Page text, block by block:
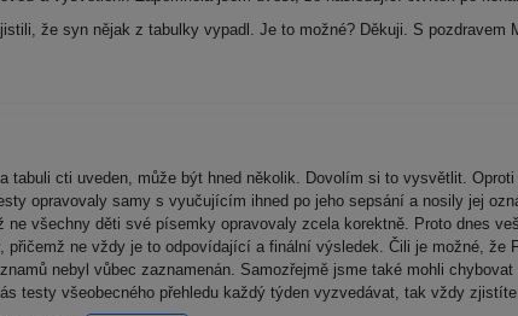
že syn nějak z tabulky vypadl. Je to možné? Děkuji. S pozdravem
tabuli cti uveden, může být hned několik. Dovolím si to vysvětlit.
opravovaly samy s vyučujícím ihned po jeho sepsání a nosily jej
všechny děti své písemky opravovaly zcela korektně. Proto dnes
ne vždy je to odpovídající a finální výsledek. Čili je možné, že
nebyl vůbec zaznamenán. Samozřejmě jsme také mohli
testy všeobecného přehledu každý týden vyzvedávat, tak vždy